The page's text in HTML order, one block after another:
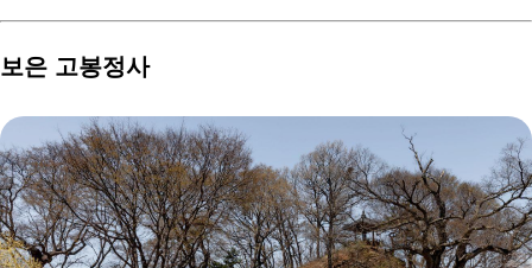
보은 고봉정사